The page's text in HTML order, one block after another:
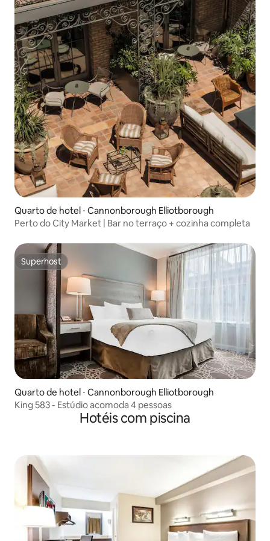
Quarto de hotel ⋅ Cannonborough Elliotborough
Perto do City Market | Bar no terraço + cozinha completa
Superhost
Superhost
Quarto de hotel ⋅ Cannonborough Elliotborough
King 583 - Estúdio acomoda 4 pessoas
Hotéis com piscina